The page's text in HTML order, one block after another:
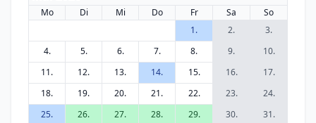
Mo Di Mi Do Fr Sa
So
1.
2.
3.
4.
5. 6. 7. 8. 9.
10.
11.
12. 13. 14. 15. 16.
17.
18.
19. 20. 21. 22. 23.
24.
25.
26. 27. 28. 29. 30. 31.